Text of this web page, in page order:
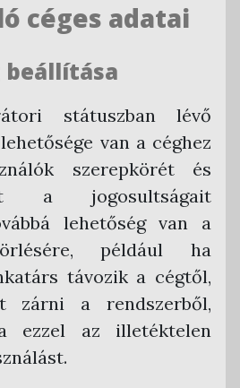
céges adatai
beállítása
státuszban lévő
van a céghez
szerepkörét és
a jogosultságait
lehetőség van a
például ha
távozik a cégtől,
zárni a rendszerből,
ezzel az illetéktelen